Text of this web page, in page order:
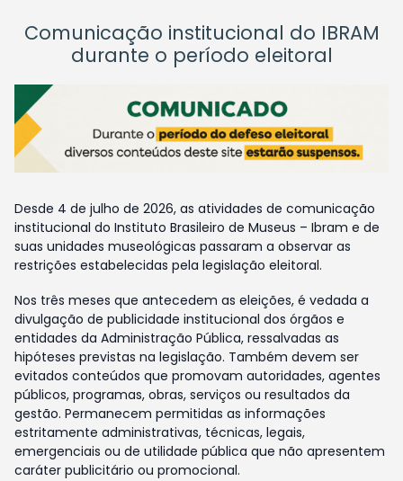
Comunicação institucional do IBRAM
durante o período eleitoral
Desde 4 de julho de 2026, as atividades de comunicação
institucional do Instituto Brasileiro de Museus – Ibram e de
suas unidades museológicas passaram a observar as
restrições estabelecidas pela legislação eleitoral.
Nos três meses que antecedem as eleições, é vedada a
divulgação de publicidade institucional dos órgãos e
entidades da Administração Pública, ressalvadas as
hipóteses previstas na legislação. Também devem ser
evitados conteúdos que promovam autoridades, agentes
públicos, programas, obras, serviços ou resultados da
gestão. Permanecem permitidas as informações
estritamente administrativas, técnicas, legais,
emergenciais ou de utilidade pública que não apresentem
caráter publicitário ou promocional.